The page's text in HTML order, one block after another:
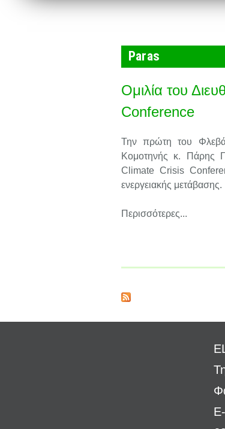
Paras
Ομιλία του
Conference
Την πρώτη του
Κομοτηνής κ. Πάρης
Climate Crisis
ενεργειακής μετάβασης.
Περισσότερες...